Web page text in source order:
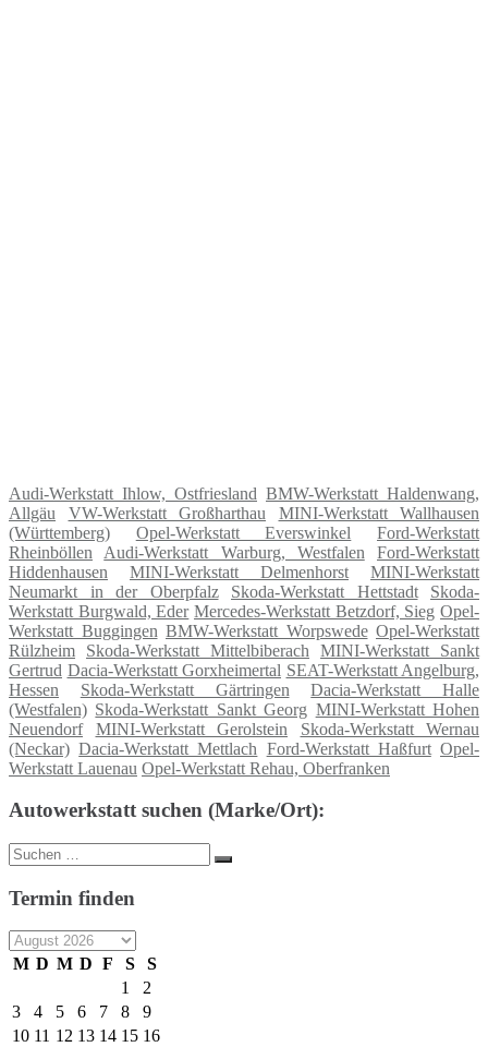
Audi-Werkstatt Ihlow, Ostfriesland BMW-Werkstatt Haldenwang,
Allgäu
VW-Werkstatt Großharthau
MINI-Werkstatt Wallhausen
(Württemberg)
Opel-Werkstatt Everswinkel
Ford-Werkstatt
Rheinböllen
Audi-Werkstatt Warburg, Westfalen
Ford-Werkstatt
Hiddenhausen
MINI-Werkstatt Delmenhorst
MINI-Werkstatt
Neumarkt in der Oberpfalz
Skoda-Werkstatt Hettstadt
Skoda-
Werkstatt Burgwald, Eder Mercedes-Werkstatt Betzdorf, Sieg Opel-
Werkstatt Buggingen BMW-Werkstatt Worpswede Opel-Werkstatt
Rülzheim
Skoda-Werkstatt Mittelbiberach
MINI-Werkstatt Sankt
Gertrud Dacia-Werkstatt Gorxheimertal SEAT-Werkstatt Angelburg,
Hessen
Skoda-Werkstatt Gärtringen
Dacia-Werkstatt Halle
(Westfalen) Skoda-Werkstatt Sankt Georg MINI-Werkstatt Hohen
Neuendorf
MINI-Werkstatt Gerolstein
Skoda-Werkstatt Wernau
(Neckar) Dacia-Werkstatt Mettlach Ford-Werkstatt Haßfurt Opel-
Werkstatt Lauenau Opel-Werkstatt Rehau, Oberfranken
Autowerkstatt suchen (Marke/Ort):
Suche
nach:
Suchen
Termin finden
M D M D F S
S
1
2
3
4 5 6 7 8
9
10 11 12 13 14 15 16